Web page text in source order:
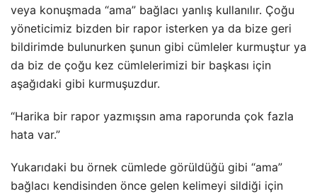
veya konuşmada “ama” bağlacı yanlış kullanılır. Çoğu
yöneticimiz bizden bir rapor isterken ya da bize geri
bildirimde bulunurken şunun gibi cümleler kurmuştur ya
da biz de çoğu kez cümlelerimizi bir başkası için
aşağıdaki gibi kurmuşuzdur.
“Harika bir rapor yazmışsın ama raporunda çok fazla
hata var.”
Yukarıdaki bu örnek cümlede görüldüğü gibi “ama”
bağlacı kendisinden önce gelen kelimeyi sildiği için